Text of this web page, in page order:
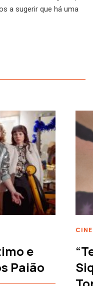
a sugerir que há uma
e
Paião